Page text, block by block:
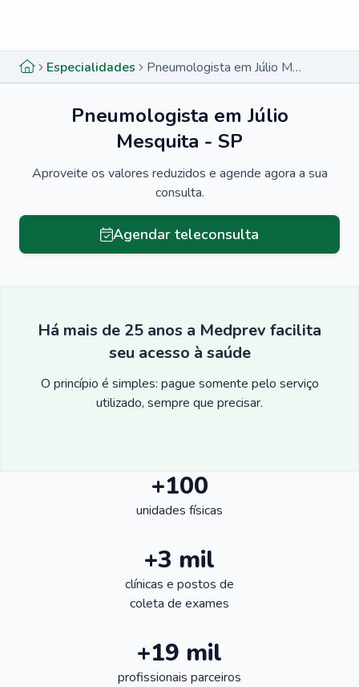
Especialidades Pneumologista em Júlio Mesquita - SP
Pneumologista em Júlio
Mesquita - SP
Aproveite os valores reduzidos e agende agora a sua
consulta.
Agendar teleconsulta
Há mais de 25 anos a Medprev facilita
seu acesso à saúde
O princípio é simples: pague somente pelo serviço
utilizado, sempre que precisar.
+100
unidades físicas
+3 mil
clínicas e postos de
coleta de exames
+19 mil
profissionais parceiros